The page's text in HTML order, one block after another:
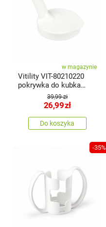
w magazynie
Vitility VIT-80210220
pokrywka do kubka
Sure Grip, duża
39,99 zł
26,99zł
Do koszyka
-35%